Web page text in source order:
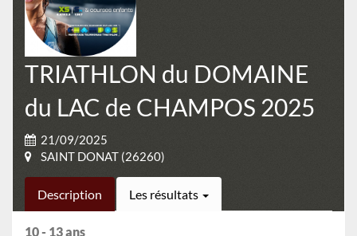
TRIATHLON du DOMAINE
du LAC de CHAMPOS 2025
21/09/2025
SAINT DONAT (26260)
Description Les résultats
10 - 13 ans